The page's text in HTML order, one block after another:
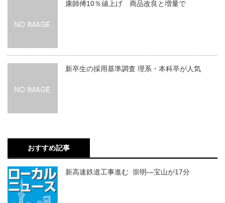
康師傅10％値上げ 商品改良と増量で
新卒生の採用基準調査 理系・本科卒が人気
おすすめ記事
新高速鉄道工事進む 崇明―宝山が17分